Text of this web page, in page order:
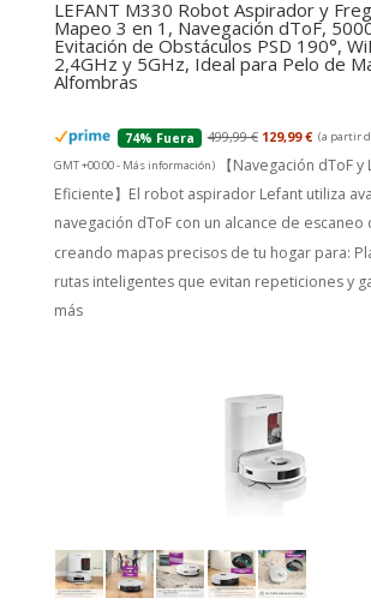
LEFANT M330 Robot Aspirador y
Mapeo 3 en 1, Navegación dToF,
Evitación de Obstáculos PSD 190°,
2,4GHz y 5GHz, Ideal para Pelo de
Alfombras
74% Fuera 499,99 € 129,99 € (a partir
GMT +00:00 - Más información)
【Navegación dToF
Eficiente】El robot aspirador Lefant utiliza
navegación dToF con un alcance de
creando mapas precisos de tu hogar para:
rutas inteligentes que evitan repeticiones y
más